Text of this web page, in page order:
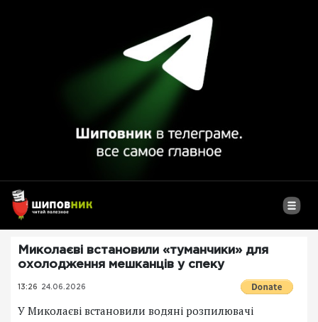
Миколаєві встановили «туманчики» для
охолодження мешканців у спеку
13:26 24.06.2026
У Миколаєві встановили водяні розпилювачі